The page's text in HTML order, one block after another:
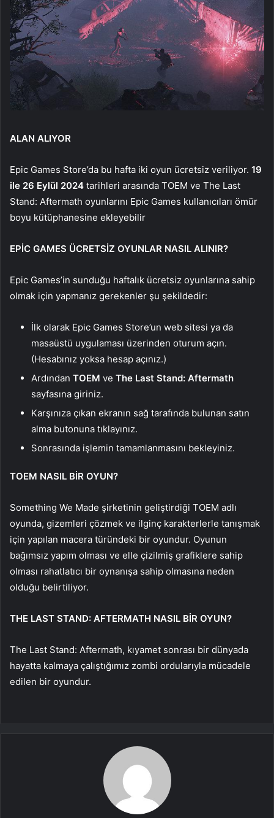
ALAN ALIYOR
Epic Games Store’da bu hafta iki oyun ücretsiz veriliyor. 19
ile 26 Eylül 2024 tarihleri arasında TOEM ve The Last
Stand: Aftermath oyunlarını Epic Games kullanıcıları ömür
boyu kütüphanesine ekleyebilir
EPİC GAMES ÜCRETSİZ OYUNLAR NASIL ALINIR?
Epic Games’in sunduğu haftalık ücretsiz oyunlarına sahip
olmak için yapmanız gerekenler şu şekildedir:
İlk olarak Epic Games Store’un web sitesi ya da
masaüstü uygulaması üzerinden oturum açın.
(Hesabınız yoksa hesap açınız.)
Ardından TOEM ve The Last Stand: Aftermath
sayfasına giriniz.
Karşınıza çıkan ekranın sağ tarafında bulunan satın
alma butonuna tıklayınız.
Sonrasında işlemin tamamlanmasını bekleyiniz.
TOEM NASIL BİR OYUN?
Something We Made şirketinin geliştirdiği TOEM adlı
oyunda, gizemleri çözmek ve ilginç karakterlerle tanışmak
için yapılan macera türündeki bir oyundur. Oyunun
bağımsız yapım olması ve elle çizilmiş grafiklere sahip
olması rahatlatıcı bir oynanışa sahip olmasına neden
olduğu belirtiliyor.
THE LAST STAND: AFTERMATH NASIL BİR OYUN?
The Last Stand: Aftermath, kıyamet sonrası bir dünyada
hayatta kalmaya çalıştığımız zombi ordularıyla mücadele
edilen bir oyundur.